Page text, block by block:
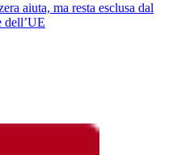
aiuta, ma resta esclusa dal
dell’UE